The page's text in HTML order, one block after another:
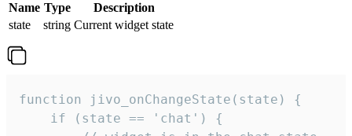
Name Type
Description
state
string Current widget state
function jivo_onChangeState(state) {
    if (state == 'chat') {